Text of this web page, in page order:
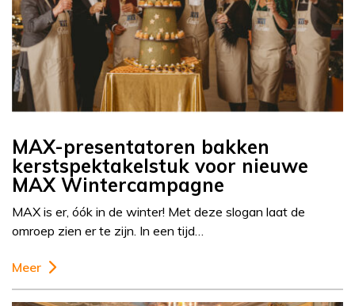
MAX-presentatoren bakken
kerstspektakelstuk voor nieuwe
MAX Wintercampagne
MAX is er, óók in de winter! Met deze slogan laat de
omroep zien er te zijn. In een tijd…
Meer